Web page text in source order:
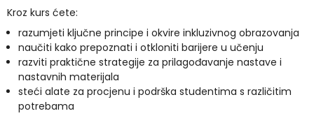
Kroz kurs ćete:
razumjeti ključne principe i okvire inkluzivnog obrazovanja
naučiti kako prepoznati i otkloniti barijere u učenju
razviti praktične strategije za prilagođavanje nastave i
nastavnih materijala
steći alate za procjenu i podrška studentima s različitim
potrebama